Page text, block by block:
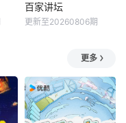
百家讲坛
更新至20260806期
更多